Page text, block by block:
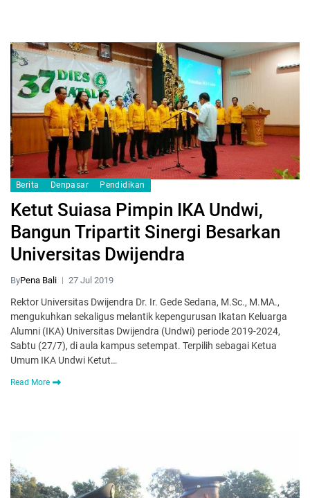
Berita Denpasar Pendidikan
Ketut Suiasa Pimpin IKA Undwi,
Bangun Tripartit Sinergi Besarkan
Universitas Dwijendra
ByPena Bali 27 Jul 2019
Rektor Universitas Dwijendra Dr. Ir. Gede Sedana, M.Sc., M.MA.,
mengukuhkan sekaligus melantik kepengurusan Ikatan Keluarga
Alumni (IKA) Universitas Dwijendra (Undwi) periode 2019-2024,
Sabtu (27/7), di aula kampus setempat. Terpilih sebagai Ketua
Umum IKA Undwi Ketut…
Read More